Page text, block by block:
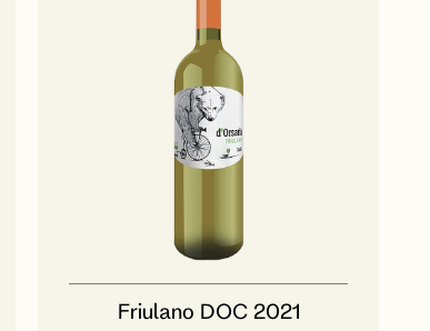
Friulano DOC 2021